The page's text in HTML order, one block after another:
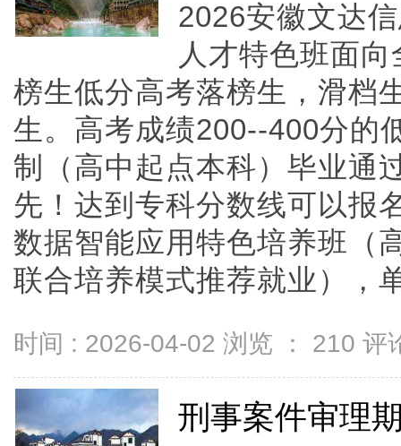
2026安徽文达
人才特色班面
榜生低分高考落榜生，滑档
生。高考成绩200--400分的
制（高中起点本科）毕业通
先！达到专科分数线可以报
数据智能应用特色培养班（
联合培养模式推荐就业），
时间 : 2026-04-02 浏览 ： 210 评
刑事案件审理